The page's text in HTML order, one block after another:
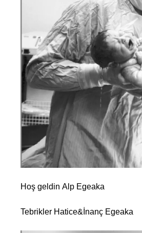
Hoş geldin Alp Egeaka
Tebrikler Hatice&İnanç Egeaka